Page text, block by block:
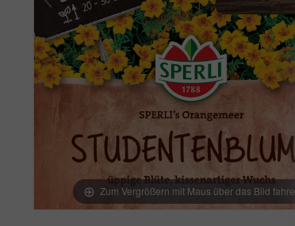
Zum Vergrößern mit Maus über das Bild fahren